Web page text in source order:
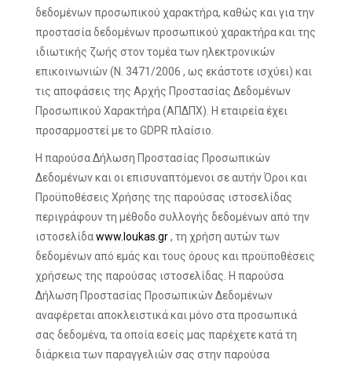
δεδομένων προσωπικού χαρακτήρα, καθώς και για την
προστασία δεδομένων προσωπικού χαρακτήρα και της
ιδιωτικής ζωής στον τομέα των ηλεκτρονικών
επικοινωνιών (Ν. 3471/2006 , ως εκάστοτε ισχύει) και
τις αποφάσεις της Αρχής Προστασίας Δεδομένων
Προσωπικού Χαρακτήρα (ΑΠΔΠΧ). Η εταιρεία έχει
προσαρμοστεί με το GDPR πλαίσιο.
Η παρούσα Δήλωση Προστασίας Προσωπικών
Δεδομένων και οι επισυναπτόμενοι σε αυτήν Όροι και
Προϋποθέσεις Χρήσης της παρούσας ιστοσελίδας
περιγράφουν τη μέθοδο συλλογής δεδομένων από την
ιστοσελίδαwww.loukas.gr, τη χρήση αυτών των
δεδομένων από εμάς και τους όρους και προϋποθέσεις
χρήσεως της παρούσας ιστοσελίδας. Η παρούσα
Δήλωση Προστασίας Προσωπικών Δεδομένων
αναφέρεται αποκλειστικά και μόνο στα προσωπικά
σας δεδομένα, τα οποία εσείς μας παρέχετε κατά τη
διάρκεια των παραγγελιών σας στην παρούσα